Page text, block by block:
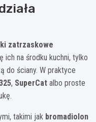
zatrzaskowe
ich na środku kuchni, tylko
do ściany. W praktyce
, SuperCat albo proste
takimi jak bromadiolon